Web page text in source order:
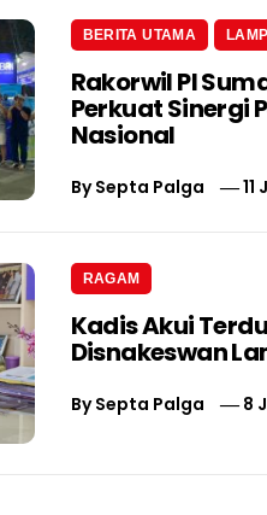
BERITA UTAMA
Rakorwil PI
Perkuat Sinergi
Nasional
BySepta Palga 11
RAGAM
Kadis Akui
Disnakeswan
BySepta Palga 8